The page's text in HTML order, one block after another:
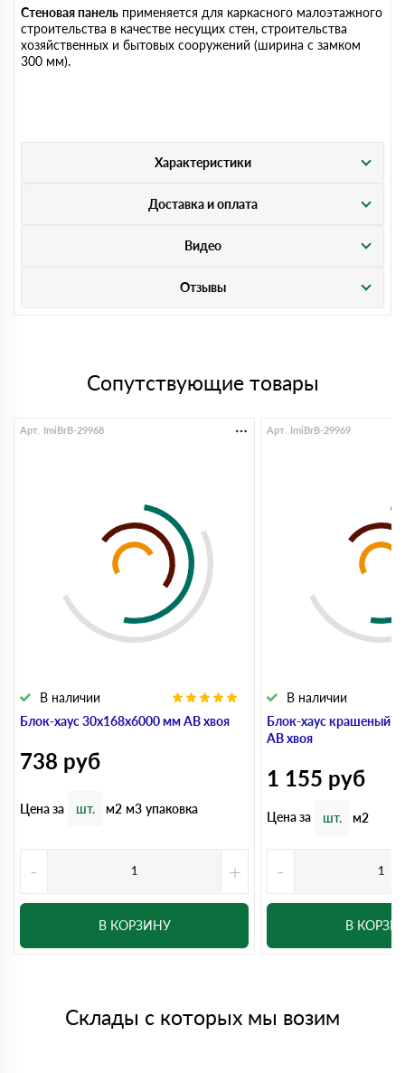
Стеновая панель применяется для каркасного малоэтажного
строительства в качестве несущих стен, строительства
хозяйственных и бытовых сооружений (ширина с замком
300 мм).
Характеристики
Доставка и оплата
Видео
Отзывы
Сопутствующие товары
Блок-хаус 30x168x6000 мм АВ хвоя
В наличии
Арт. ImiBrB-29968
738 руб
Цена за шт. м2 м3 упаковка
- +
В КОРЗИНУ
Блок-хаус крашеный
АВ хвоя
В наличии
Арт. ImiBrB-29969
1 155 руб
Цена за шт. м2
-
В
Склады с которых мы возим